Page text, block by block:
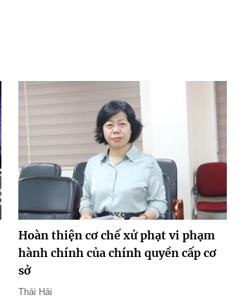
Hoàn thiện cơ chế xử phạt vi phạm
hành chính của chính quyền cấp cơ
sở
Thái Hải